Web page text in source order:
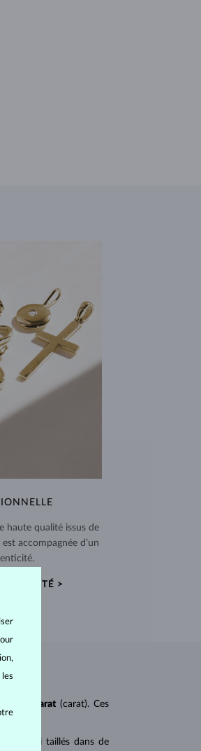
haute qualité issus de
accompagnée d’un
>
carat (carat). Ces
aussi taillés dans de